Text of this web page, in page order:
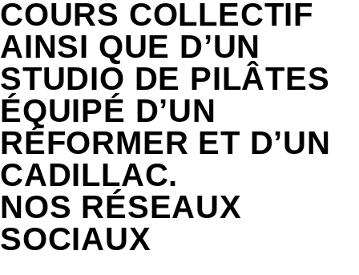
COURS COLLECTIF
AINSI QUE D’UN
STUDIO DE PILÂTES
ÉQUIPÉ D’UN
RÉFORMER ET D’UN
CADILLAC.
NOS RÉSEAUX
SOCIAUX